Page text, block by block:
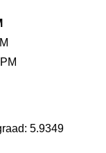
5.9349